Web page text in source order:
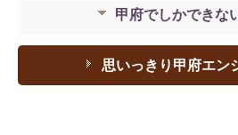
甲府でしかできな
思いっきり甲府エン